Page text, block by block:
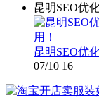
昆明SEO优
昆明SEO优
07/10 16